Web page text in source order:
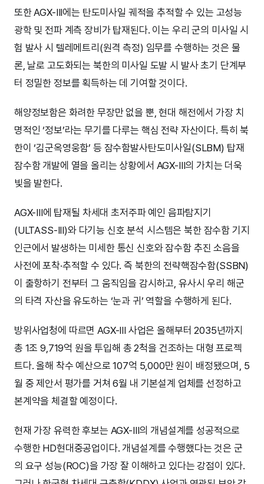
또한 AGX-III에는 탄도미사일 궤적을 추적할 수 있는 고성능
광학 및 전파 계측 장비가 탑재된다. 이는 우리 군의 미사일 시
험 발사 시 텔레메트리(원격 측정) 임무를 수행하는 것은 물
론, 날로 고도화되는 북한의 미사일 도발 시 발사 초기 단계부
터 정밀한 정보를 획득하는 데 기여할 것이다.
해양정보함은 화려한 무장만 없을 뿐, 현대 해전에서 가장 치
명적인 ‘정보’라는 무기를 다루는 핵심 전략 자산이다. 특히 북
한이 ‘김군옥영웅함’ 등 잠수함발사탄도미사일(SLBM) 탑재
잠수함 개발에 열을 올리는 상황에서 AGX-III의 가치는 더욱
빛을 발한다.
AGX-III에 탑재될 차세대 초저주파 예인 음파탐지기
(ULTASS-III)와 다기능 신호 분석 시스템은 북한 잠수함 기지
인근에서 발생하는 미세한 통신 신호와 잠수함 추진 소음을
사전에 포착·추적할 수 있다. 즉 북한의 전략핵잠수함(SSBN)
이 출항하기 전부터 그 움직임을 감시하고, 유사시 우리 해군
의 타격 자산을 유도하는 ‘눈과 귀’ 역할을 수행하게 된다.
방위사업청에 따르면 AGX-III 사업은 올해부터 2035년까지
총 1조 9,719억 원을 투입해 총 2척을 건조하는 대형 프로젝
트다. 올해 착수 예산으로 107억 5,000만 원이 배정됐으며, 5
월 중 제안서 평가를 거쳐 6월 내 기본설계 업체를 선정하고
본계약을 체결할 예정이다.
현재 가장 유력한 후보는 AGX-III의 개념설계를 성공적으로
수행한 HD현대중공업이다. 개념설계를 수행했다는 것은 군
의 요구 성능(ROC)을 가장 잘 이해하고 있다는 강점이 있다.